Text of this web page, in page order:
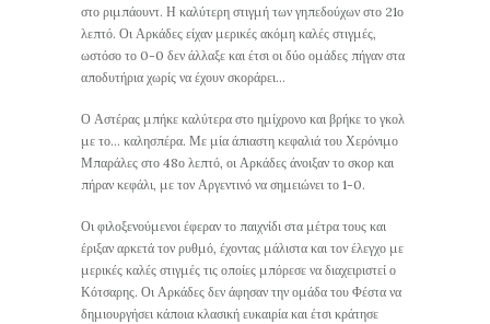
στο ριμπάουντ. Η καλύτερη στιγμή των γηπεδούχων στο 21ο
λεπτό. Οι Αρκάδες είχαν μερικές ακόμη καλές στιγμές,
ωστόσο το 0-0 δεν άλλαξε και έτσι οι δύο ομάδες πήγαν στα
αποδυτήρια χωρίς να έχουν σκοράρει…
Ο Αστέρας μπήκε καλύτερα στο ημίχρονο και βρήκε το γκολ
με το… καλησπέρα. Με μία άπιαστη κεφαλιά του Χερόνιμο
Μπαράλες στο 48ο λεπτό, οι Αρκάδες άνοιξαν το σκορ και
πήραν κεφάλι, με τον Αργεντινό να σημειώνει το 1-0.
Οι φιλοξενούμενοι έφεραν το παιχνίδι στα μέτρα τους και
έριξαν αρκετά τον ρυθμό, έχοντας μάλιστα και τον έλεγχο με
μερικές καλές στιγμές τις οποίες μπόρεσε να διαχειριστεί ο
Κότσαρης. Οι Αρκάδες δεν άφησαν την ομάδα του Φέστα να
δημιουργήσει κάποια κλασική ευκαιρία και έτσι κράτησε